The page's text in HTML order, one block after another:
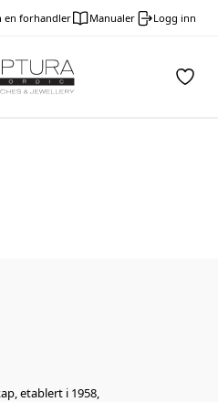
en forhandler Manualer Logg inn
etablert i 1958,